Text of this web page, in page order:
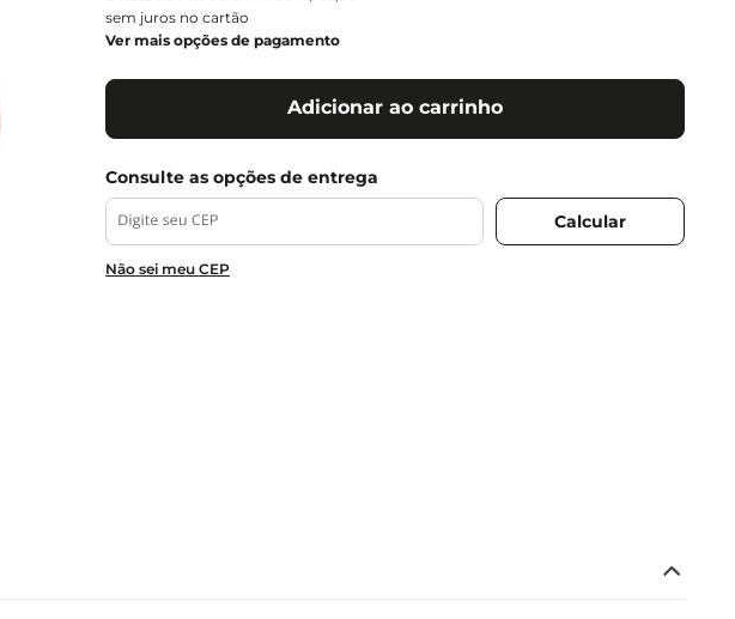
sem juros no cartão
Ver mais opções de pagamento
Adicionar ao carrinho
Não sei meu CEP